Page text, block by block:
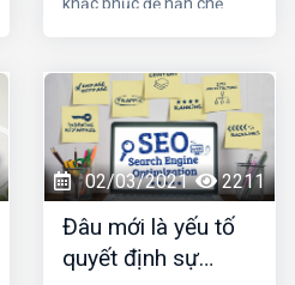
bài viết này Đơn vị seo ở
hải phòng sẽ mách bạn lý
do tại sao seo mãi không
lên top nhé!
02/03/2021 2211
Đâu mới là yếu tố
quyết định sự